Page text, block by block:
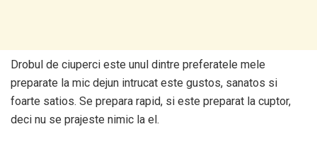
Drobul de ciuperci este unul dintre preferatele mele
preparate la mic dejun intrucat este gustos, sanatos si
foarte satios. Se prepara rapid, si este preparat la cuptor,
deci nu se prajeste nimic la el.